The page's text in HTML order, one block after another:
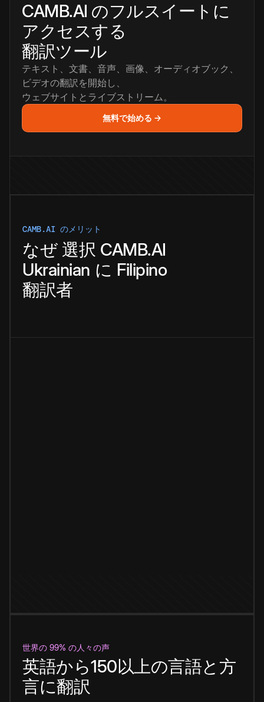
CAMB.AI のフルスイートに
アクセスする
翻訳ツール
テキスト、文書、音声、画像、オーディオブック、
ビデオの翻訳を開始し、
ウェブサイトとライブストリーム。
無料で始める →
CAMB.AI のメリット
なぜ 選択 CAMB.AI
Ukrainian に Filipino
翻訳者
世界の 99% の人々の声
英語から150以上の言語と方
言に翻訳